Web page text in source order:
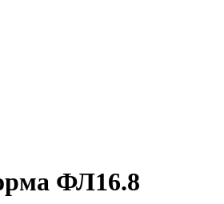
ФЛ16.8